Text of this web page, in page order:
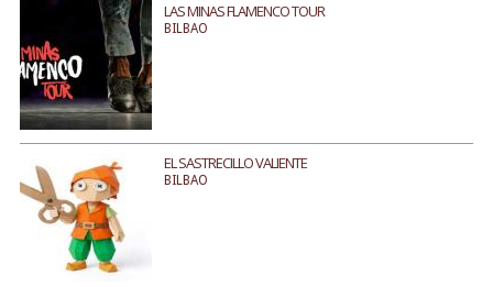
LAS MINAS FLAMENCO TOUR
BILBAO
EL SASTRECILLO VALIENTE
BILBAO